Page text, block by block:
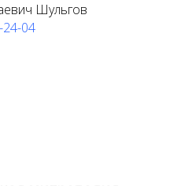
Шульгов
04